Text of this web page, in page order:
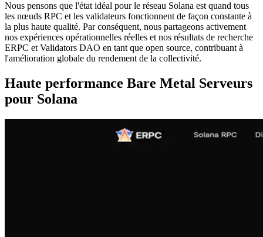
Nous pensons que l'état idéal pour le réseau Solana est quand tous
les nœuds RPC et les validateurs fonctionnent de façon constante à
la plus haute qualité. Par conséquent, nous partageons activement
nos expériences opérationnelles réelles et nos résultats de recherche
ERPC et Validators DAO en tant que open source, contribuant à
l'amélioration globale du rendement de la collectivité.
Haute performance Bare Metal Serveurs
pour Solana